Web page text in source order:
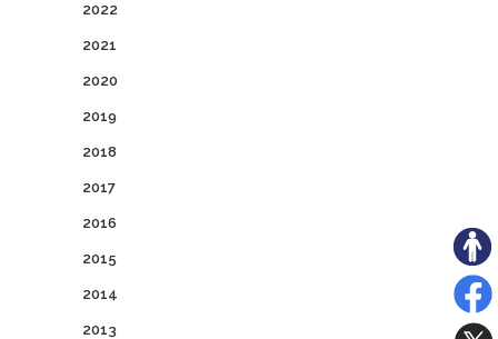
2022
2021
2020
2019
2018
2017
2016
2015
2014
2013